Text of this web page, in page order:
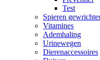
Test
Spieren
Vitamines
Ademhaling
Urinewegen
Dierenaccessoires